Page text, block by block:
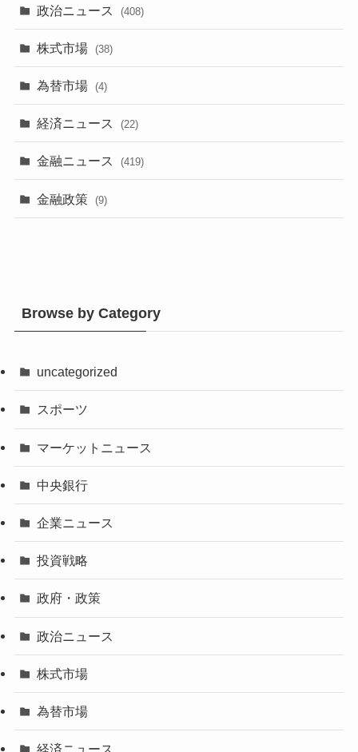
政治ニュース (408)
株式市場 (38)
為替市場 (4)
経済ニュース (22)
金融ニュース (419)
金融政策 (9)
Browse by Category
uncategorized
スポーツ
マーケットニュース
中央銀行
企業ニュース
投資戦略
政府・政策
政治ニュース
株式市場
為替市場
経済ニュース